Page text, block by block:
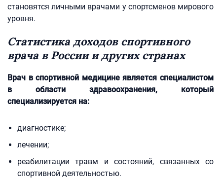
становятся личными врачами у спортсменов мирового
уровня.
Статистика доходов спортивного
врача в России и других странах
Врач в спортивной медицине является специалистом
в области здравоохранения, который
специализируется на:
диагностике;
лечении;
реабилитации травм и состояний, связанных со
спортивной деятельностью.